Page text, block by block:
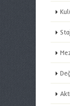
Staj